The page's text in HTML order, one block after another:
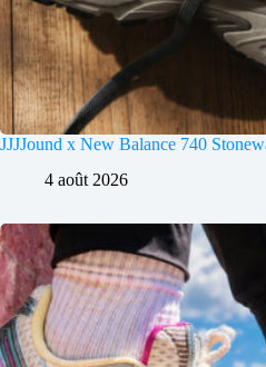
JJJJound x New Balance 740
4 août 2026